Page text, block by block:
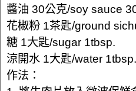
醬油 30公克/soy sauce
花椒粉 1茶匙/ground
糖 1大匙/sugar 1tbsp.
涼開水 1大匙/water 1tbsp.
作法：